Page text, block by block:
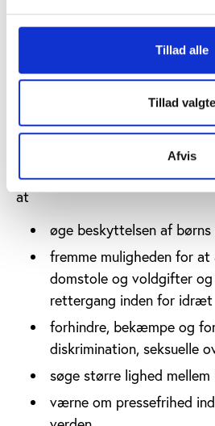
Tillad alle
Tillad valgte
Afvis
af EPAS fra 2019 og deltog
ministerkonference.
Men de øvrige lande slog fast,
idrætsbevægelsen skal gøre
en topprioritet og blandt andet
beskytte atleters økonomiske
Ministrenes resolution om
opfordrer også alle
at
øge beskyttelsen af
fremme muligheden for
domstole og voldgifter
rettergang inden for idræt
forhindre, bekæmpe og
diskrimination, seksuelle
søge større lighed mellem
værne om pressefrihed